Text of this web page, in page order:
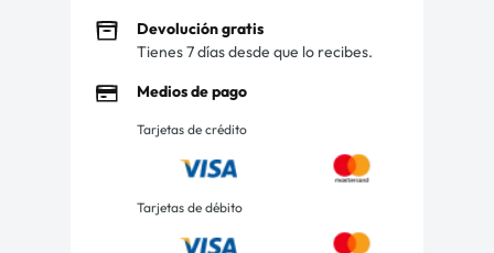
Devolución gratis
Tienes 7 días desde que lo recibes.
Medios de pago
Tarjetas de crédito
Tarjetas de débito